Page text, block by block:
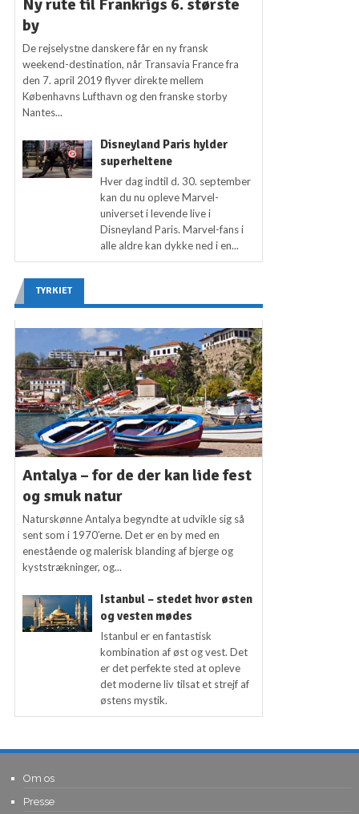
Ny rute til Frankrigs 6. største
by
De rejselystne danskere får en ny fransk
weekend-destination, når Transavia France fra
den 7. april 2019 flyver direkte mellem
Københavns Lufthavn og den franske storby
Nantes...
Disneyland Paris hylder
superheltene
Hver dag indtil d. 30. september
kan du nu opleve Marvel-
universet i levende live i
Disneyland Paris. Marvel-fans i
alle aldre kan dykke ned i en...
TYRKIET
Antalya – for de der kan lide fest
og smuk natur
Naturskønne Antalya begyndte at udvikle sig så
sent som i 1970’erne. Det er en by med en
enestående og malerisk blanding af bjerge og
kyststrækninger, og...
Istanbul – stedet hvor østen
og vesten mødes
Istanbul er en fantastisk
kombination af øst og vest. Det
er det perfekte sted at opleve
det moderne liv tilsat et strejf af
østens mystik.
Om os
Presse